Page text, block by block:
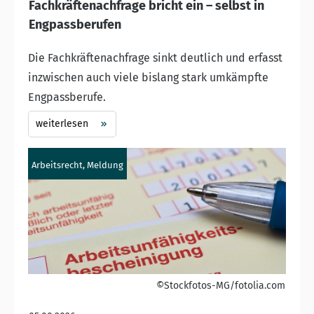
Fachkräftenachfrage bricht ein – selbst in
Engpassberufen
Die Fachkräftenachfrage sinkt deutlich und erfasst
inzwischen auch viele bislang stark umkämpfte
Engpassberufe.
weiterlesen
Arbeitsrecht, Meldung
©Stockfotos-MG/fotolia.com